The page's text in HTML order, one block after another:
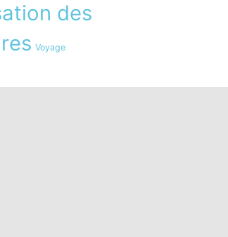
des
Voyage
vos préférences pour